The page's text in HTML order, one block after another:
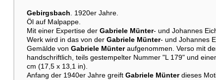
Gebirgsbach. 1920er Jahre.
Öl auf Malpappe.
Mit einer Expertise der Gabriele Münter- und Johannes
Werk wird in das von der Gabriele Münter- und Johannes
Gemälde von Gabriele Münteraufgenommen. Verso mit
handschriftlich, teils gestempelter Nummer "L 179" und
cm (17,5 x 13,1 in).
Anfang der 1940er Jahre greift Gabriele Münterdieses